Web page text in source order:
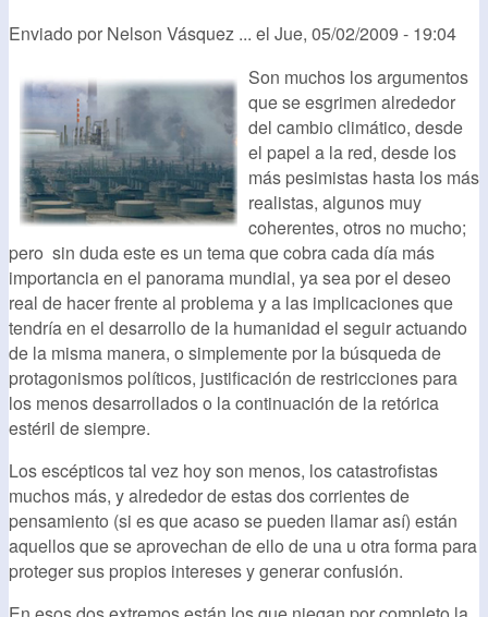
Enviado por Nelson Vásquez ... el Jue, 05/02/2009 - 19:04
Son muchos los argumentos
que se esgrimen alrededor
del cambio climático, desde
el papel a la red, desde los
más pesimistas hasta los más
realistas, algunos muy
coherentes, otros no mucho;
pero sin duda este es un tema que cobra cada día más
importancia en el panorama mundial, ya sea por el deseo
real de hacer frente al problema y a las implicaciones que
tendría en el desarrollo de la humanidad el seguir actuando
de la misma manera, o simplemente por la búsqueda de
protagonismos políticos, justificación de restricciones para
los menos desarrollados o la continuación de la retórica
estéril de siempre.
Los escépticos tal vez hoy son menos, los catastrofistas
muchos más, y alrededor de estas dos corrientes de
pensamiento (si es que acaso se pueden llamar así) están
aquellos que se aprovechan de ello de una u otra forma para
proteger sus propios intereses y generar confusión.